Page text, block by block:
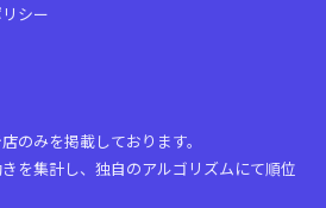
シー
のみを掲載しております。
を集計し、独自のアルゴリズムにて順位